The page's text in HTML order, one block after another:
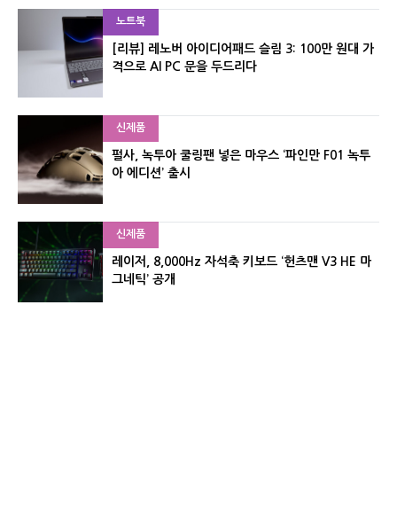
노트북
[리뷰] 레노버 아이디어패드 슬림 3: 100만 원대 가
격으로 AI PC 문을 두드리다
신제품
펄사, 녹투아 쿨링팬 넣은 마우스 ‘파인만 F01 녹투
아 에디션’ 출시
신제품
레이저, 8,000Hz 자석축 키보드 ‘헌츠맨 V3 HE 마
그네틱’ 공개